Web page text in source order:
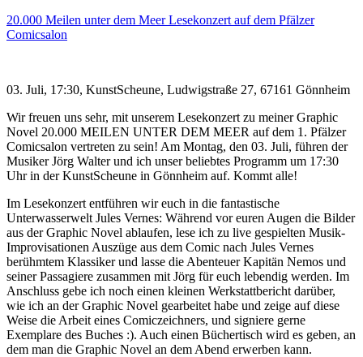
20.000 Meilen unter dem Meer Lesekonzert auf dem Pfälzer
Comicsalon
03. Juli, 17:30, KunstScheune, Ludwigstraße 27, 67161 Gönnheim
Wir freuen uns sehr, mit unserem Lesekonzert zu meiner Graphic
Novel 20.000 MEILEN UNTER DEM MEER auf dem 1. Pfälzer
Comicsalon vertreten zu sein! Am Montag, den 03. Juli, führen der
Musiker Jörg Walter und ich unser beliebtes Programm um 17:30
Uhr in der KunstScheune in Gönnheim auf. Kommt alle!
Im Lesekonzert entführen wir euch in die fantastische
Unterwasserwelt Jules Vernes: Während vor euren Augen die Bilder
aus der Graphic Novel ablaufen, lese ich zu live gespielten Musik-
Improvisationen Auszüge aus dem Comic nach Jules Vernes
berühmtem Klassiker und lasse die Abenteuer Kapitän Nemos und
seiner Passagiere zusammen mit Jörg für euch lebendig werden. Im
Anschluss gebe ich noch einen kleinen Werkstattbericht darüber,
wie ich an der Graphic Novel gearbeitet habe und zeige auf diese
Weise die Arbeit eines Comiczeichners, und signiere gerne
Exemplare des Buches :). Auch einen Büchertisch wird es geben, an
dem man die Graphic Novel an dem Abend erwerben kann.